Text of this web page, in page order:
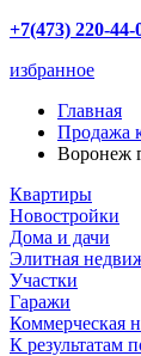
+7(473) 220-44-
избранное
Главная
Продажа
Воронеж
Квартиры
Новостройки
Дома и дачи
Элитная
Участки
Гаражи
Коммерческая
К результатам